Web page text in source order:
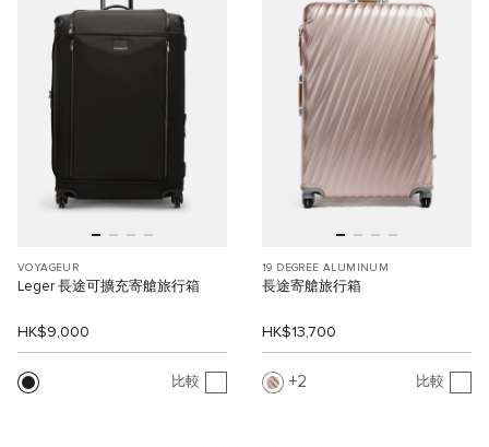
VOYAGEUR
Leger 長途可擴充寄艙旅行箱
HK$9,000
比較
19 DEGREE ALUMINUM
長途寄艙旅行箱
HK$13,700
2 比較